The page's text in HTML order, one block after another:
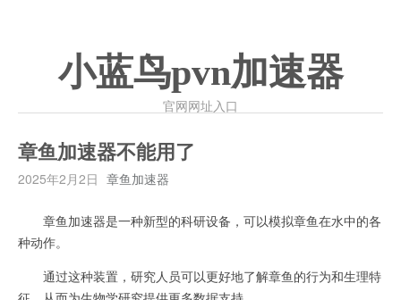
小蓝鸟pvn加速器
官网网址入口
章鱼加速器不能用了
2025年2月2日 章鱼加速器
章鱼加速器是一种新型的科研设备，可以模拟章鱼在水中的各
种动作。
通过这种装置，研究人员可以更好地了解章鱼的行为和生理特